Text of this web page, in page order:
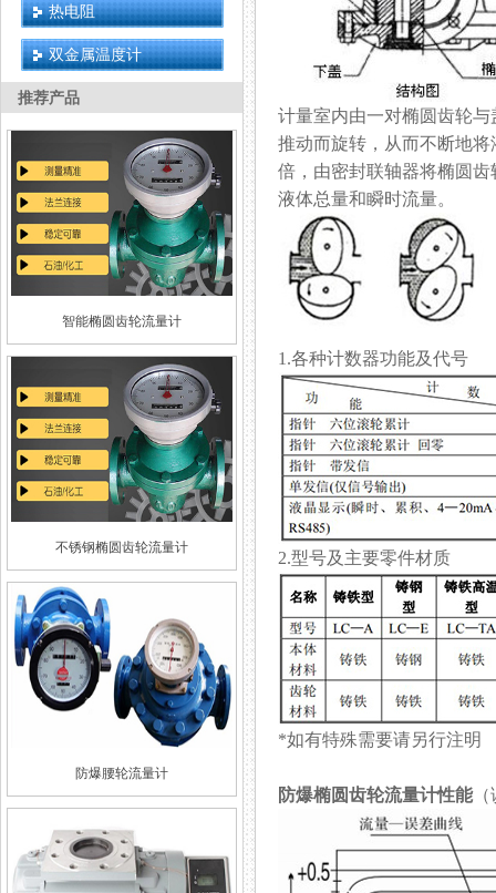
热电阻
双金属温度计
推荐产品
智能椭圆齿轮流量计
不锈钢椭圆齿轮流量计
防爆腰轮流量计
计量室内由一对椭圆齿轮与
推动而旋转，从而不断
倍，由密封联轴器将椭
液体总量和瞬时流量。
1.各种计数器功能及代号
2.型号及主要零件材质
*如有特殊需要请另行注明
防爆椭圆齿轮流量计性能（